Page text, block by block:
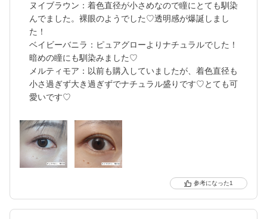
ヌイブラウン：着色直径が小さめなので瞳にとても馴染
んでました。裸眼のようでした♡透明感が爆誕しまし
た！
ベイビーバニラ：ピュアグローよりナチュラルでした！
暗めの瞳にも馴染みました♡
メルティモア：以前も購入していましたが、着色直径も
小さ過ぎず大き過ぎずでナチュラル盛りです♡とても可
愛いです♡
1